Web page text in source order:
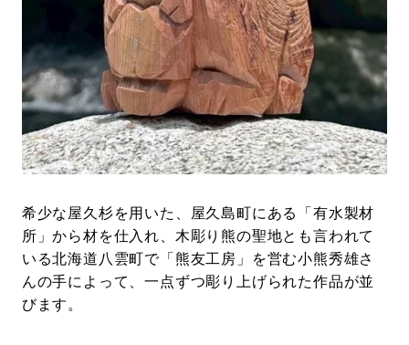
希少な屋久杉を用いた、屋久島町にある「有水製材
所」から材を仕入れ、木彫り熊の聖地とも言われて
いる北海道八雲町で「熊友工房」を営む小熊秀雄さ
んの手によって、一点ずつ彫り上げられた作品が並
びます。